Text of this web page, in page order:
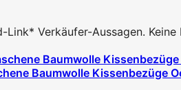
Link* Verkäufer-Aussagen. Keine
Baumwolle